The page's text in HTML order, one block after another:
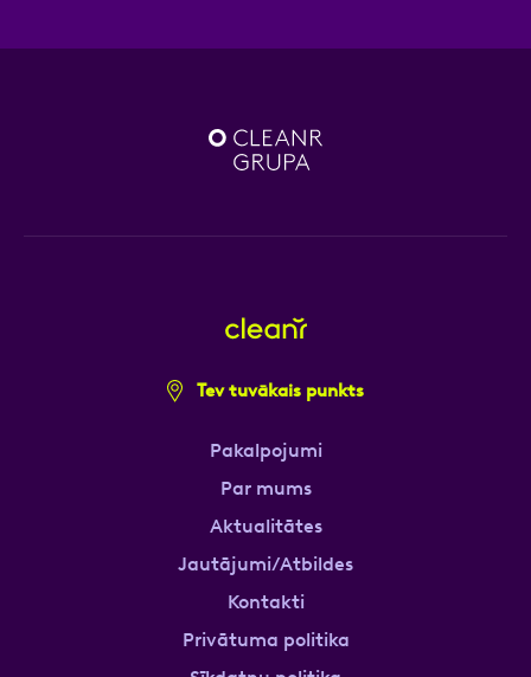
Tev tuvākais punkts
Pakalpojumi
Par mums
Aktualitātes
Jautājumi/Atbildes
Kontakti
Privātuma politika